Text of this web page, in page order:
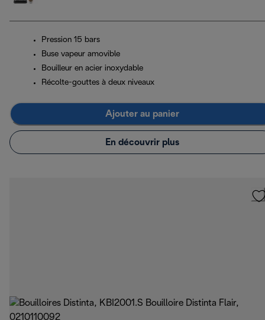
Pression 15 bars
Buse vapeur amovible
Bouilleur en acier inoxydable
Récolte-gouttes à deux niveaux
Ajouter au panier
En découvrir plus